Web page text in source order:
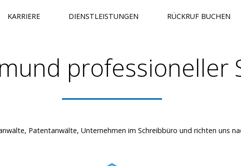
KARRIERE DIENSTLEISTUNGEN RÜCKRUF BUCHEN
professioneller
Patentanwälte, Unternehmen im Schreibbüro und richten uns